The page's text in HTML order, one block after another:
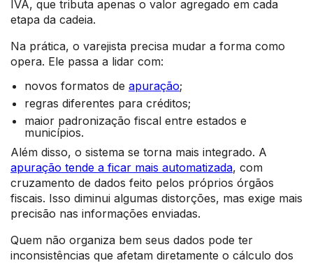
IVA, que tributa apenas o valor agregado em cada
etapa da cadeia.
Na prática, o varejista precisa mudar a forma como
opera. Ele passa a lidar com:
novos formatos de apuração;
regras diferentes para créditos;
maior padronização fiscal entre estados e
municípios.
Além disso, o sistema se torna mais integrado. A
apuração tende a ficar mais automatizada, com
cruzamento de dados feito pelos próprios órgãos
fiscais. Isso diminui algumas distorções, mas exige mais
precisão nas informações enviadas.
Quem não organiza bem seus dados pode ter
inconsistências que afetam diretamente o cálculo dos